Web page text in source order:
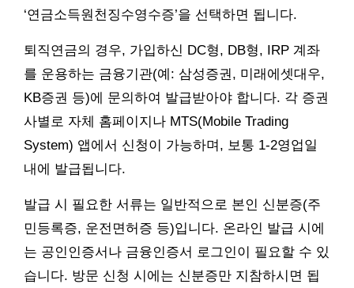
‘연금소득원천징수영수증’을 선택하면 됩니다.
퇴직연금의 경우, 가입하신 DC형, DB형, IRP 계좌
를 운용하는 금융기관(예: 삼성증권, 미래에셋대우,
KB증권 등)에 문의하여 발급받아야 합니다. 각 증권
사별로 자체 홈페이지나 MTS(Mobile Trading
System) 앱에서 신청이 가능하며, 보통 1-2영업일
내에 발급됩니다.
발급 시 필요한 서류는 일반적으로 본인 신분증(주
민등록증, 운전면허증 등)입니다. 온라인 발급 시에
는 공인인증서나 금융인증서 로그인이 필요할 수 있
습니다. 방문 신청 시에는 신분증만 지참하시면 됩